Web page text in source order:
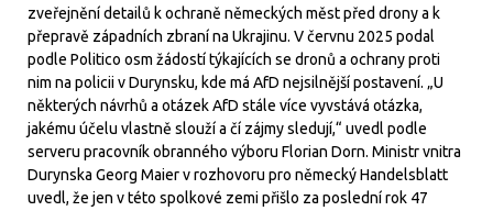
zveřejnění detailů k ochraně německých měst před drony a k
přepravě západních zbraní na Ukrajinu. V červnu 2025 podal
podle Politico osm žádostí týkajících se dronů a ochrany proti
nim na policii v Durynsku, kde má AfD nejsilnější postavení. „U
některých návrhů a otázek AfD stále více vyvstává otázka,
jakému účelu vlastně slouží a čí zájmy sledují,“ uvedl podle
serveru pracovník obranného výboru Florian Dorn. Ministr vnitra
Durynska Georg Maier v rozhovoru pro německý Handelsblatt
uvedl, že jen v této spolkové zemi přišlo za poslední rok 47